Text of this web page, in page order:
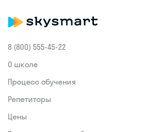
8 (800) 555‑45-22
О школе
Процесс обучения
Репетиторы
Цены